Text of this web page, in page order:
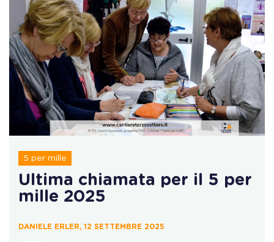
5 per mille
Ultima chiamata per il 5 per
mille 2025
DANIELE ERLER, 12 SETTEMBRE 2025